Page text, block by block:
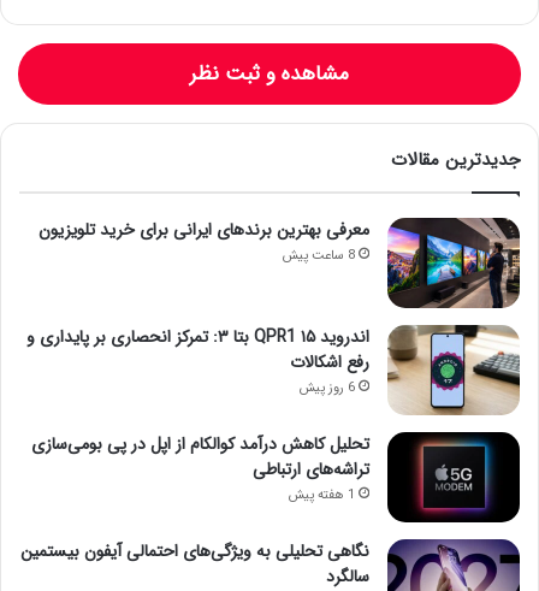
مشاهده و ثبت نظر
جدیدترین مقالات
معرفی بهترین برندهای ایرانی برای خرید تلویزیون
8 ساعت پیش
اندروید ۱۵ QPR1 بتا ۳: تمرکز انحصاری بر پایداری و
رفع اشکالات
6 روز پیش
تحلیل کاهش درآمد کوالکام از اپل در پی بومی‌سازی
تراشه‌های ارتباطی
1 هفته پیش
نگاهی تحلیلی به ویژگی‌های احتمالی آیفون بیستمین
سالگرد